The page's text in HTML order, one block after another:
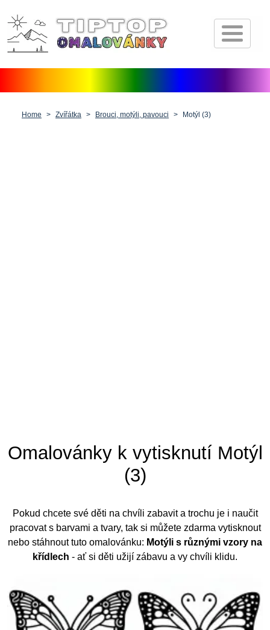
Úvod
Pohádkové postavičky
Home Zvířátka Brouci, motýli, pavouci Motýl (3)
Omalovánky k vytisknutí Motýl
(3)
Pokud chcete své děti na chvíli zabavit a trochu je i naučit
pracovat s barvami a tvary, tak si můžete zdarma vytisknout
nebo stáhnout tuto omalovánku: Motýli s různými vzory na
křídlech - ať si děti užijí zábavu a vy chvíli klidu.